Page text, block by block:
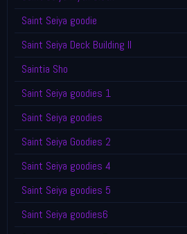
Saint Seiya goodie
Saint Seiya Deck Building II
Saintia Sho
Saint Seiya goodies 1
Saint Seiya goodies
Saint Seiya Goodies 2
Saint Seiya goodies 4
Saint Seiya goodies 5
Saint Seiya goodies6